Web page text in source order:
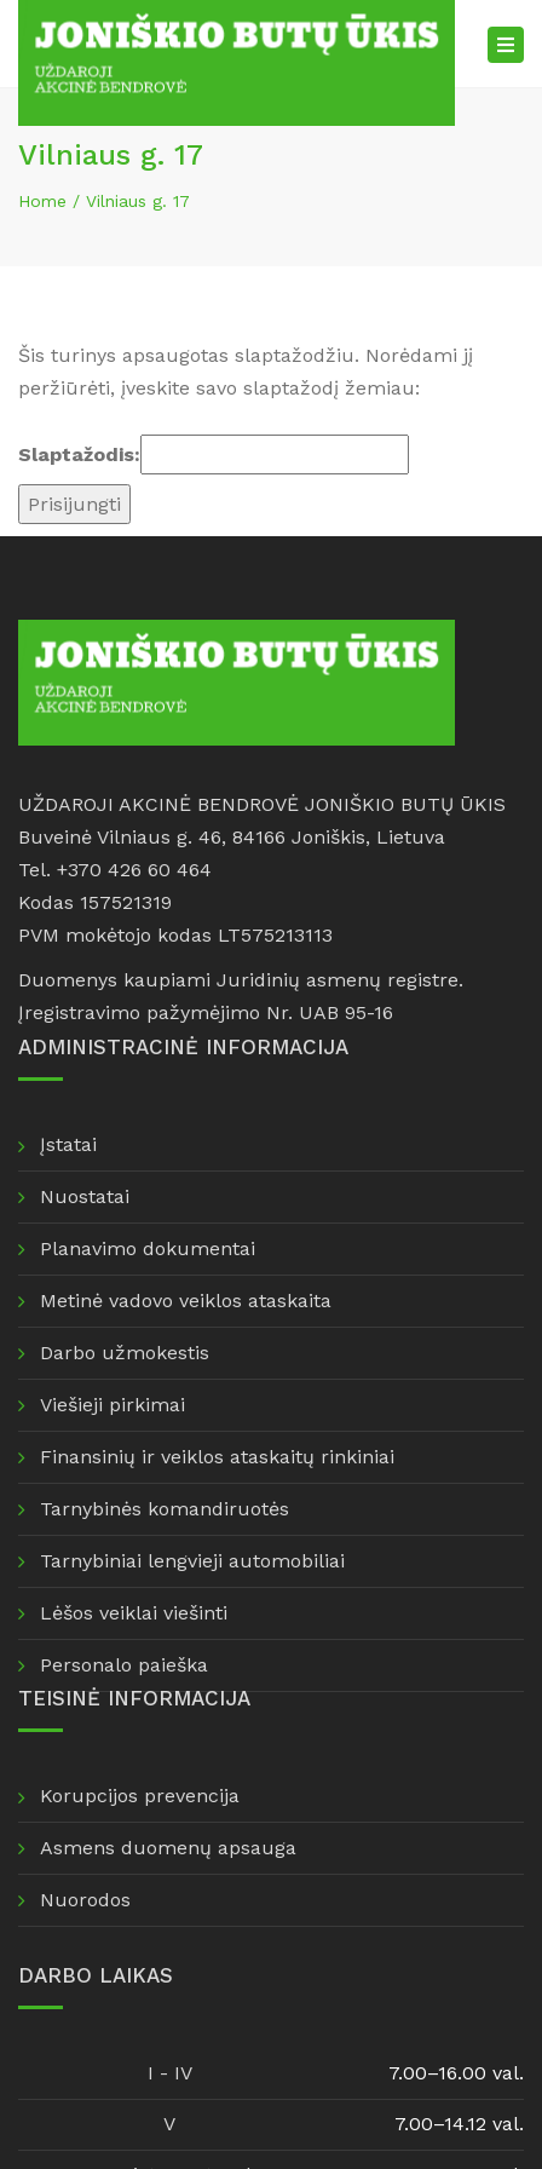
Vilniaus g. 17
Home Vilniaus g. 17
Šis turinys apsaugotas slaptažodžiu. Norėdami jį
peržiūrėti, įveskite savo slaptažodį žemiau:
Slaptažodis:
UŽDAROJI AKCINĖ BENDROVĖ JONIŠKIO BUTŲ ŪKIS
Buveinė Vilniaus g. 46, 84166 Joniškis, Lietuva
Tel. +370 426 60 464
Kodas 157521319
PVM mokėtojo kodas LT575213113
Duomenys kaupiami Juridinių asmenų registre.
Įregistravimo pažymėjimo Nr. UAB 95-16
ADMINISTRACINĖ INFORMACIJA
Įstatai
Nuostatai
Planavimo dokumentai
Metinė vadovo veiklos ataskaita
Darbo užmokestis
Viešieji pirkimai
Finansinių ir veiklos ataskaitų rinkiniai
Tarnybinės komandiruotės
Tarnybiniai lengvieji automobiliai
Lėšos veiklai viešinti
Personalo paieška
TEISINĖ INFORMACIJA
Korupcijos prevencija
Asmens duomenų apsauga
Nuorodos
DARBO LAIKAS
I - IV 7.00–16.00 val.
V 7.00–14.12 val.